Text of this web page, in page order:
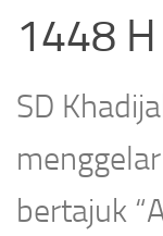
1448 H
SD
bertajuk